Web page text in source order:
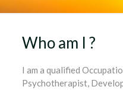
Who am I ?
I am a qualified
Psychotherapist,